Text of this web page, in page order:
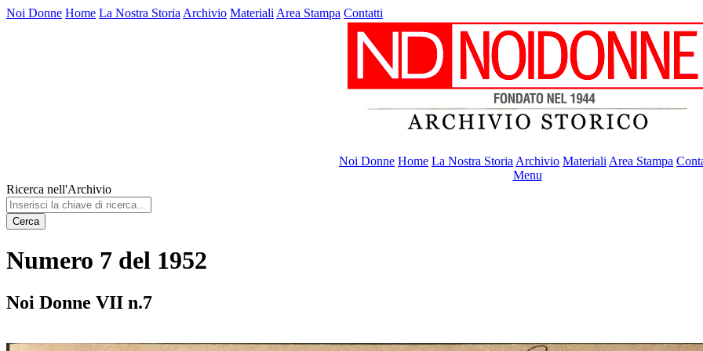
Noi Donne Home La Nostra Storia Archivio Materiali Area Stampa Contatti
Noi Donne Home La Nostra Storia Archivio Materiali Area Stampa
Menu
Ricerca nell'Archivio
Cerca
Numero 7 del 1952
Noi Donne VII n.7